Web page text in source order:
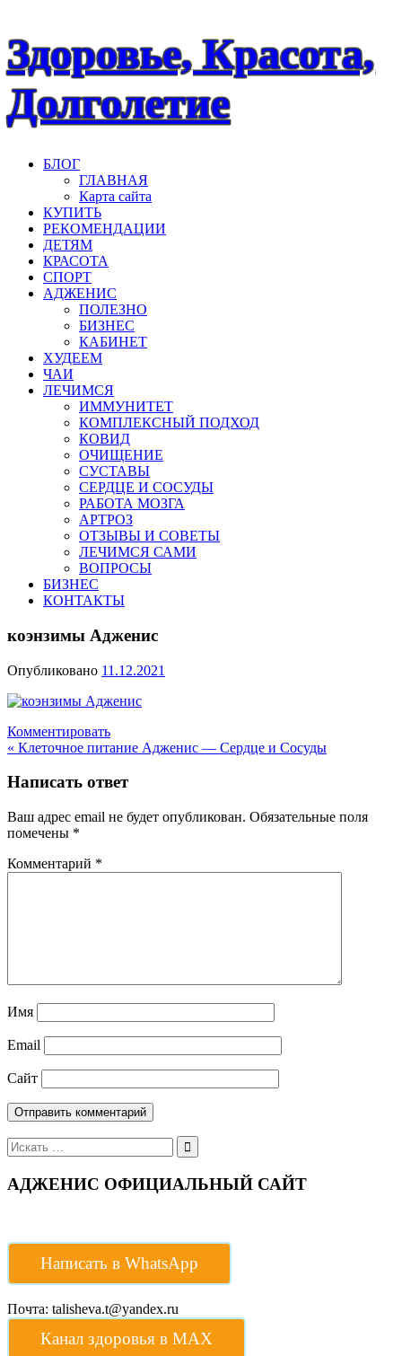
Наверх
Здоровье, Красота,
Долголетие
БЛОГ
ГЛАВНАЯ
Карта сайта
КУПИТЬ
РЕКОМЕНДАЦИИ
ДЕТЯМ
КРАСОТА
СПОРТ
АДЖЕНИС
ПОЛЕЗНО
БИЗНЕС
КАБИНЕТ
ХУДЕЕМ
ЧАИ
ЛЕЧИМСЯ
ИММУНИТЕТ
КОМПЛЕКСНЫЙ ПОДХОД
КОВИД
ОЧИЩЕНИЕ
СУСТАВЫ
СЕРДЦЕ И СОСУДЫ
РАБОТА МОЗГА
АРТРОЗ
ОТЗЫВЫ И СОВЕТЫ
ЛЕЧИМСЯ САМИ
ВОПРОСЫ
БИЗНЕС
КОНТАКТЫ
коэнзимы Адженис
Опубликовано 11.12.2021
Комментировать
Навигация
по
« Клеточное питание Адженис — Сердце и Сосуды
Написать ответ
Ваш адрес email не будет опубликован. Обязательные поля
помечены *
Комментарий *
Имя
Email
Сайт
Поиск
для:
АДЖЕНИС ОФИЦИАЛЬНЫЙ САЙТ
Написать в WhatsApp
Почта: talisheva.t@yandex.ru
Канал здоровья в МАХ